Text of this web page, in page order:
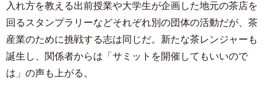
入れ方を教える出前授業や大学生が企画した地元の茶店を
回るスタンプラリーなどそれぞれ別の団体の活動だが、茶
産業のために挑戦する志は同じだ。新たな茶レンジャーも
誕生し、関係者からは「サミットを開催してもいいので
は」の声も上がる。